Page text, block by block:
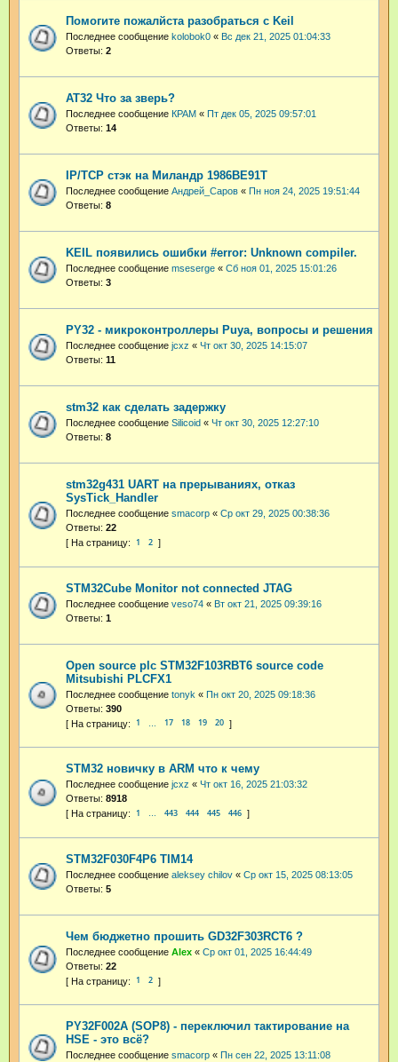
Помогите пожалйста разобраться с Keil
Последнее сообщение kolobok0 « Вс дек 21, 2025 01:04:33
Ответы: 2
AT32 Что за зверь?
Последнее сообщение КРАМ « Пт дек 05, 2025 09:57:01
Ответы: 14
IP/TCP стэк на Миландр 1986ВЕ91Т
Последнее сообщение Андрей_Саров « Пн ноя 24, 2025 19:51:44
Ответы: 8
KEIL появились ошибки #error: Unknown compiler.
Последнее сообщение mseserge « Сб ноя 01, 2025 15:01:26
Ответы: 3
PY32 - микроконтроллеры Puya, вопросы и решения
Последнее сообщение jcxz « Чт окт 30, 2025 14:15:07
Ответы: 11
stm32 как сделать задержку
Последнее сообщение Silicoid « Чт окт 30, 2025 12:27:10
Ответы: 8
stm32g431 UART на прерываниях, отказ
SysTick_Handler
Последнее сообщение smacorp « Ср окт 29, 2025 00:38:36
Ответы: 22
1 2
STM32Cube Monitor not connected JTAG
Последнее сообщение veso74 « Вт окт 21, 2025 09:39:16
Ответы: 1
Open source plc STM32F103RBT6 source code
Mitsubishi PLCFX1
Последнее сообщение tonyk « Пн окт 20, 2025 09:18:36
Ответы: 390
1 17 18 19 20
STM32 новичку в ARM что к чему
Последнее сообщение jcxz « Чт окт 16, 2025 21:03:32
Ответы: 8918
1 … 443 444 445 446
STM32F030F4P6 TIM14
Последнее сообщение aleksey chilov « Ср окт 15, 2025 08:13:05
Ответы: 5
Чем бюджетно прошить GD32F303RCT6 ?
Последнее сообщение Аlex « Ср окт 01, 2025 16:44:49
Ответы: 22
1 2
PY32F002A (SOP8) - переключил тактирование на
HSE - это всё?
Последнее сообщение smacorp « Пн сен 22, 2025 13:11:08